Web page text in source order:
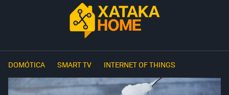
DOMÓTICA SMART TV INTERNET OF THINGS